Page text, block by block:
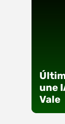
une
Vale